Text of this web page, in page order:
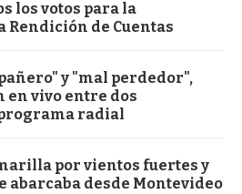
los votos para la
Rendición de Cuentas
y "mal perdedor",
vivo entre dos
radial
por vientos fuertes y
abarcaba desde Montevideo